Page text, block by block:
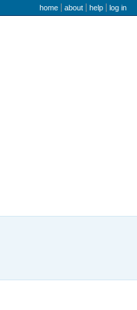
user menu
home about help log in